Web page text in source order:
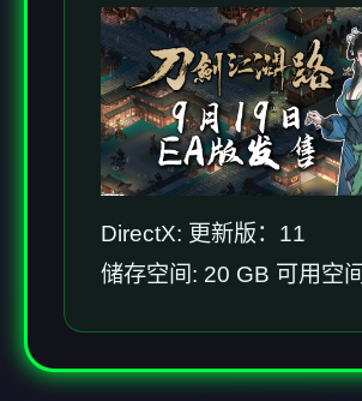
DirectX: 更新版：11
储存空间: 20 GB 可用空间